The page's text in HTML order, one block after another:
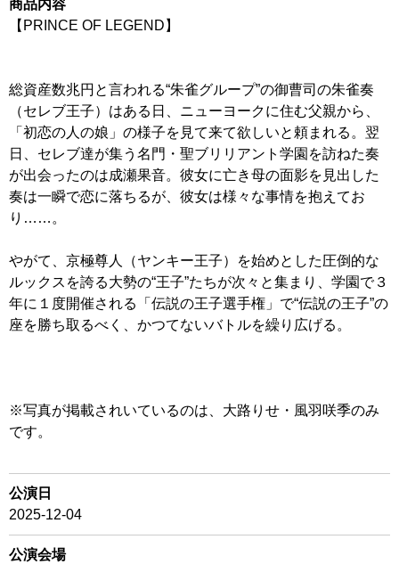
商品内容
【PRINCE OF LEGEND】
総資産数兆円と言われる“朱雀グループ”の御曹司の朱雀奏
（セレブ王子）はある日、ニューヨークに住む父親から、
「初恋の人の娘」の様子を見て来て欲しいと頼まれる。翌
日、セレブ達が集う名門・聖ブリリアント学園を訪ねた奏
が出会ったのは成瀬果音。彼女に亡き母の面影を見出した
奏は一瞬で恋に落ちるが、彼女は様々な事情を抱えてお
り……。
やがて、京極尊人（ヤンキー王子）を始めとした圧倒的な
ルックスを誇る大勢の“王子”たちが次々と集まり、学園で３
年に１度開催される「伝説の王子選手権」で“伝説の王子”の
座を勝ち取るべく、かつてないバトルを繰り広げる。
※写真が掲載されいているのは、大路りせ・風羽咲季のみ
です。
公演日
2025-12-04
公演会場